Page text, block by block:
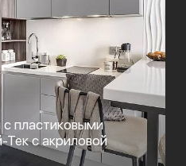
с пластиковыми
c акриловой